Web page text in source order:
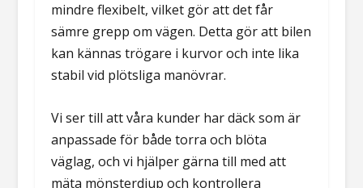
mindre flexibelt, vilket gör att det får
sämre grepp om vägen. Detta gör att bilen
kan kännas trögare i kurvor och inte lika
stabil vid plötsliga manövrar.
Vi ser till att våra kunder har däck som är
anpassade för både torra och blöta
väglag, och vi hjälper gärna till med att
mäta mönsterdjup och kontrollera